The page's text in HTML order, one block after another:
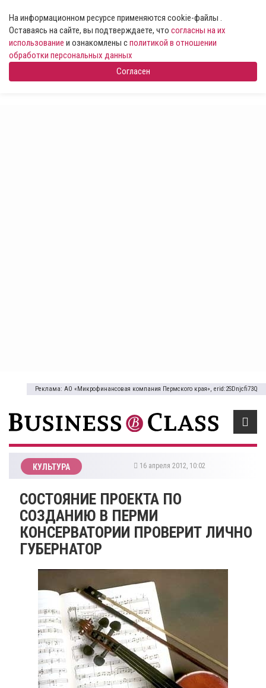
На информационном ресурсе применяются cookie-файлы .
Оставаясь на сайте, вы подтверждаете, что согласны на их
использование и ознакомлены сполитикой в отношении
обработки персональных данных
Согласен
Реклама: АО «Микрофинансовая компания Пермского края», erid:2SDnjcfi73Q
КУЛЬТУРА 16 апреля 2012, 10:02
СОСТОЯНИЕ ПРОЕКТА ПО
СОЗДАНИЮ В ПЕРМИ
КОНСЕРВАТОРИИ ПРОВЕРИТ ЛИЧНО
ГУБЕРНАТОР